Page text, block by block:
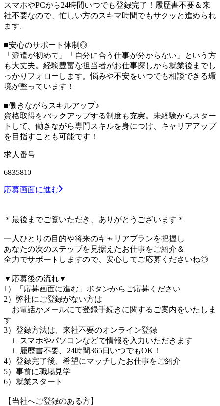
スマホやPCから24時間いつでも登録完了！履歴書不要＆来
社不要なので、忙しい方のスキマ時間でもサクッと進められ
ます。
■安心のサポート体制◎
「派遣が初めて」「自分に合う仕事が分からない」という方
も大丈夫。経験豊富な担当者がお仕事探しから就業後までし
っかりフォローします。悩みや不安をいつでも相談できる環
境が整っています！
■働きながらスキルアップ♪
資格取得をバックアップする制度も充実。未経験からスター
トして、働きながら専門スキルを身につけ、キャリアアップ
を目指すことも可能です！
求人番号
6835810
応募画面に進む
＊最後までご覧いただき、ありがとうございます＊
一人ひとりの目的や将来のキャリアプランを把握し
あなたの次のステップを見据えたお仕事をご紹介＆
全力でサポートしますので、安心してご応募くださいね◎
▼応募後の流れ▼
1）「応募画面に進む」ボタンからご応募ください
2）弊社にご登録がない方は
お電話かメールにて登録手続きに関するご案内をいたしま
す
3）登録方法は、来社不要のオンライン登録
∟スマホやパソコンなどで情報を入力いただきます
∟履歴書不要、24時間365日いつでもOK！
4）登録完了後、希望にマッチしたお仕事をご紹介
5）事前に職場見学
6）就業スタート
【当社へご登録のある方】